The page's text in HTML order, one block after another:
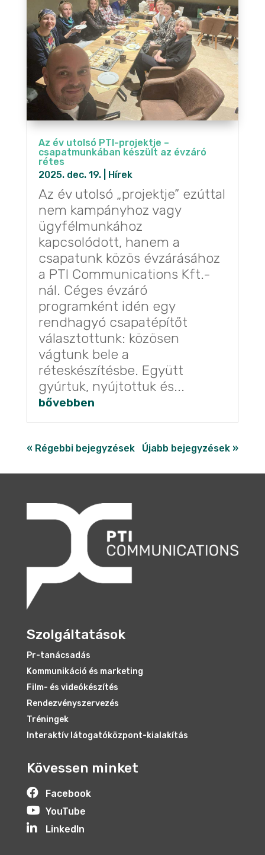
Az év utolsó PTI-projektje –
csapatmunkában készült az évzáró
rétes
2025. dec. 19.| Hírek
Az év utolsó „projektje” ezúttal
nem kampányhoz vagy
ügyfélmunkához
kapcsolódott, hanem a
csapatunk közös évzárásához
a PTI Communications Kft.-
nál. Céges évzáró
programként idén egy
rendhagyó csapatépítőt
választottunk: közösen
vágtunk bele a
réteskészítésbe. Együtt
gyúrtuk, nyújtottuk és...
bővebben
« Régebbi bejegyzések Újabb bejegyzések »
Szolgáltatások
Pr-tanácsadás
Kommunikáció és marketing
Film- és videókészítés
Rendezvényszervezés
Tréningek
Interaktív látogatóközpont-kialakítás
Kövessen minket
 Facebook
 YouTube
 LinkedIn